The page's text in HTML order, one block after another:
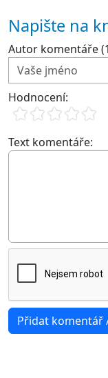
Napište na
Autor komentáře
Hodnocení:
Text komentáře: